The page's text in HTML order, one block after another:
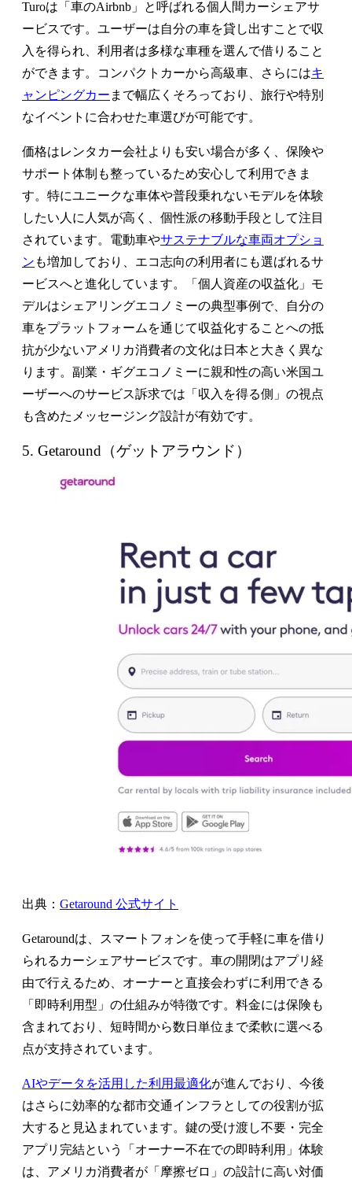
Turoは「車のAirbnb」と呼ばれる個人間カーシェアサ
ービスです。ユーザーは自分の車を貸し出すことで収
入を得られ、利用者は多様な車種を選んで借りること
ができます。コンパクトカーから高級車、さらにはキ
ャンピングカー まで幅広くそろっており、旅行や特別
なイベントに合わせた車選びが可能です。
価格はレンタカー会社よりも安い場合が多く、保険や
サポート体制も整っているため安心して利用できま
す。特にユニークな車体や普段乗れないモデルを体験
したい人に人気が高く、個性派の移動手段として注目
されています。電動車やサステナブルな車両オプショ
ン も増加しており、エコ志向の利用者にも選ばれるサ
ービスへと進化しています。「個人資産の収益化」モ
デルはシェアリングエコノミーの典型事例で、自分の
車をプラットフォームを通じて収益化することへの抵
抗が少ないアメリカ消費者の文化は日本と大きく異な
ります。副業・ギグエコノミーに親和性の高い米国ユ
ーザーへのサービス訴求では「収入を得る側」の視点
も含めたメッセージング設計が有効です。
5. Getaround（ゲットアラウンド）
出典： Getaround 公式サイト
Getaroundは、スマートフォンを使って手軽に車を借り
られるカーシェアサービスです。車の開閉はアプリ経
由で行えるため、オーナーと直接会わずに利用できる
「即時利用型」の仕組みが特徴です。料金には保険も
含まれており、短時間から数日単位まで柔軟に選べる
点が支持されています。
AIやデータを活用した利用最適化が進んでおり、今後
はさらに効率的な都市交通インフラとしての役割が拡
大すると見込まれています。鍵の受け渡し不要・完全
アプリ完結という「オーナー不在での即時利用」体験
は、アメリカ消費者が「摩擦ゼロ」の設計に高い対価